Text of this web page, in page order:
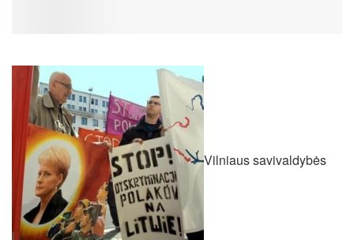
Vilniaus savivaldybės